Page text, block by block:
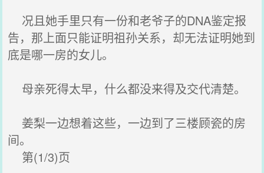
况且她手里只有一份和老爷子的DNA鉴定报
告，那上面只能证明祖孙关系，却无法证明她到
底是哪一房的女儿。
母亲死得太早，什么都没来得及交代清楚。
姜梨一边想着这些，一边到了三楼顾瓷的房
间。
第(1/3)页